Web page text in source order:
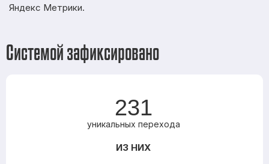
Яндекс Метрики.
Системой зафиксировано
231
уникальных перехода
ИЗ НИХ